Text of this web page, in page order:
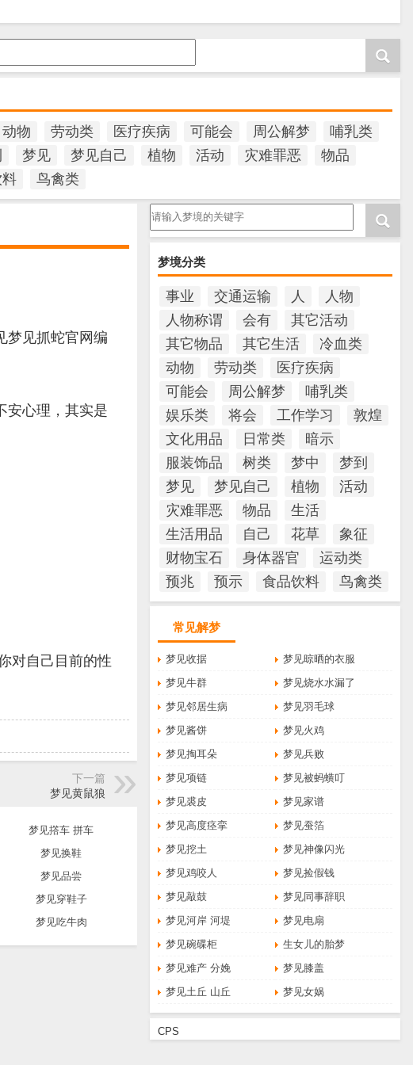
动物 劳动类 医疗疾病 可能会 周公解梦
哺乳类
梦见 梦见自己 植物 活动 灾难罪恶
物品
鸟禽类
请输入梦境的关键字
梦境分类
事业 交通运输 人
人物
人物称谓
会有
其它活动
其它物品
其它生活
冷血类
动物
劳动类
医疗疾病
可能会
周公解梦
哺乳类
娱乐类
将会 工作学习
敦煌
文化用品
日常类
暗示
服装饰品
树类 梦中
梦到
梦见
梦见自己 植物
活动
灾难罪恶
物品
生活
生活用品
自己 花草
象征
财物宝石
身体器官
运动类
预兆
预示 食品饮料 鸟禽类
常见解梦
梦见收据
梦见晾晒的衣服
梦见牛群
梦见烧水水漏了
梦见邻居生病
梦见羽毛球
梦见酱饼
梦见火鸡
梦见掏耳朵
梦见兵败
梦见项链
梦见被蚂蟥叮
梦见裘皮
梦见家谱
梦见高度痉挛
梦见蚕箔
梦见挖土
梦见神像闪光
梦见鸡咬人
梦见捡假钱
梦见敲鼓
梦见同事辞职
梦见河岸 河堤
梦见电扇
梦见碗碟柜
生女儿的胎梦
梦见难产 分娩
梦见膝盖
梦见土丘 山丘
梦见女娲
CPS
梦见抓蛇官网编
安心理，其实是
对自己目前的性
下一篇
梦见黄鼠狼
梦见撘车 拼车
梦见换鞋
梦见品尝
梦见穿鞋子
梦见吃牛肉